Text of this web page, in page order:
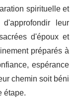
spirituelle et
leur
d'époux et
préparés à
espérance
chemin soit béni